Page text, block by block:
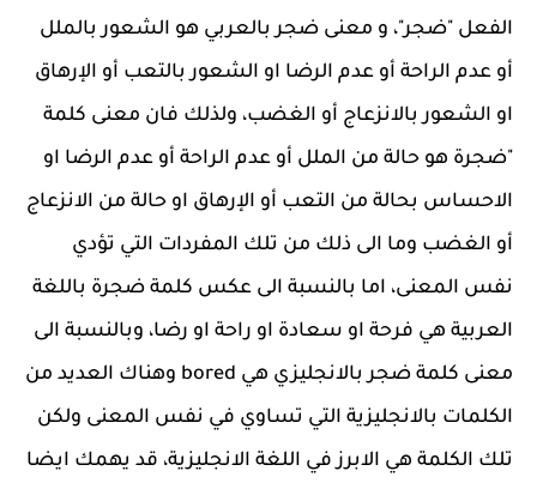
الفعل "ضجر"، و معنى ضجر بالعربي هو الشعور بالملل
أو عدم الراحة أو عدم الرضا او الشعور بالتعب أو الإرهاق
او الشعور بالانزعاج أو الغضب، ولذلك فان معنى كلمة
"ضجرة هو حالة من الملل أو عدم الراحة أو عدم الرضا او
الاحساس بحالة من التعب أو الإرهاق او حالة من الانزعاج
أو الغضب وما الى ذلك من تلك المفردات التي تؤدي
نفس المعنى، اما بالنسبة الى عكس كلمة ضجرة باللغة
العربية هي فرحة او سعادة او راحة او رضا، وبالنسبة الى
معنى كلمة ضجر بالانجليزي هي bored وهناك العديد من
الكلمات بالانجليزية التي تساوي في نفس المعنى ولكن
تلك الكلمة هي الابرز في اللغة الانجليزية، قد يهمك ايضا